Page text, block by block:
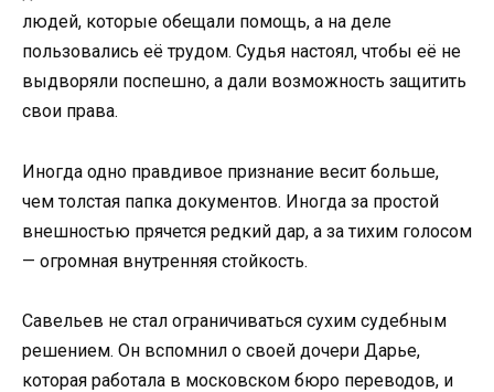
людей, которые обещали помощь, а на деле
пользовались её трудом. Судья настоял, чтобы её не
выдворяли поспешно, а дали возможность защитить
свои права.
Иногда одно правдивое признание весит больше,
чем толстая папка документов. Иногда за простой
внешностью прячется редкий дар, а за тихим голосом
— огромная внутренняя стойкость.
Савельев не стал ограничиваться сухим судебным
решением. Он вспомнил о своей дочери Дарье,
которая работала в московском бюро переводов, и